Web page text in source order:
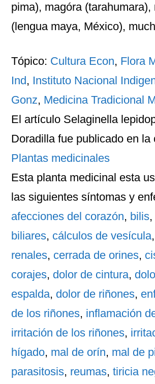
pima), magóra (tarahumara),
(lengua maya, México),
Tópico: Cultura Econ, Flora
Ind, Instituto Nacional
Gonz, Medicina Tradicional
El artículo Selaginella
Doradillafue publicado en la
Plantas medicinales
Esta planta medicinal esta
las siguientessíntomas y
afecciones del corazón, bilis,
biliares, cálculos de vesícula,
renales, cerrada de orines,
corajes, dolor de cintura,
espalda, dolor de riñones,
de los riñones, inflamación
irritación de los riñones,
hígado, mal de orín, mal de
parasitosis, reumas,tiricia